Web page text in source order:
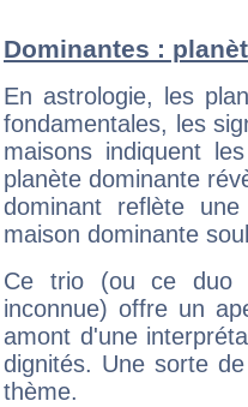
Dominantes :
En astrologie, les
fondamentales, les
maisons indiquent
planète dominante
dominant reflète
maison dominante
Ce trio (ou ce duo
inconnue) offre un
amont d'une
dignités. Une sorte
thème.